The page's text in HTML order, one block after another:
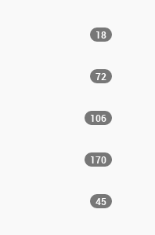
18
72
106
170
45